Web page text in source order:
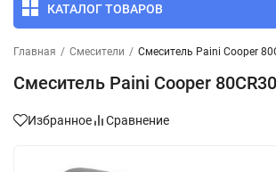
КАТАЛОГ ТОВАРОВ
Главная / Смесители / Смеситель Paini Cooper
Смеситель Paini Cooper
Избранное Сравнение